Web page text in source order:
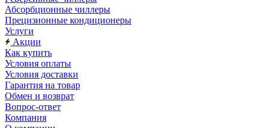
Абсорбционные чиллеры
Прецизионные кондиционеры
Услуги
Акции
Как купить
Условия оплаты
Условия доставки
Гарантия на товар
Обмен и возврат
Вопрос-ответ
Компания